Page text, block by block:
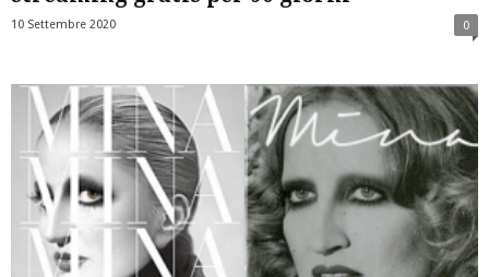
10 Settembre 2020 0